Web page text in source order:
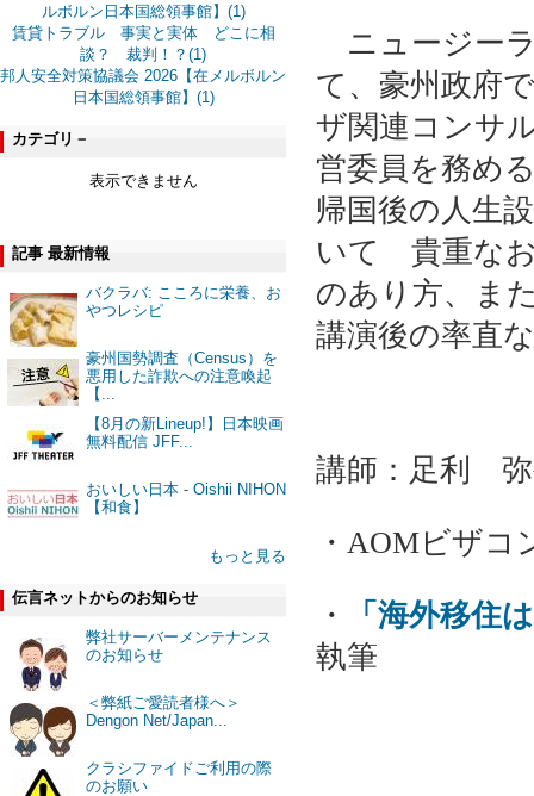
ルボルン日本国総領事館】(1)
賃貸トラブル 事実と実体 どこに相
談？ 裁判！？(1)
邦人安全対策協議会 2026【在メルボルン
日本国総領事館】(1)
カテゴリ－
表示できません
記事 最新情報
バクラバ: こころに栄養、お
やつレシピ
豪州国勢調査（Census）を
悪用した詐欺への注意喚起
【...
【8月の新Lineup!】日本映画
無料配信 JFF...
おいしい日本 - Oishii NIHON
【和食】
もっと見る
伝言ネットからのお知らせ
弊社サーバーメンテナンス
のお知らせ
＜弊紙ご愛読者様へ＞
Dengon Net/Japan...
クラシファイドご利用の際
のお願い
ニュージー
て、豪州政府
ザ関連コンサ
営委員を務め
帰国後の人生
いて 貴重なお
のあり方、ま
講演後の率直
講師：足利
・AOMビザ
・
「海外移住
執筆